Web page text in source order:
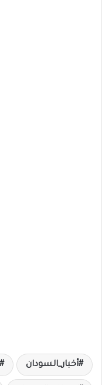
أخبار_السودان